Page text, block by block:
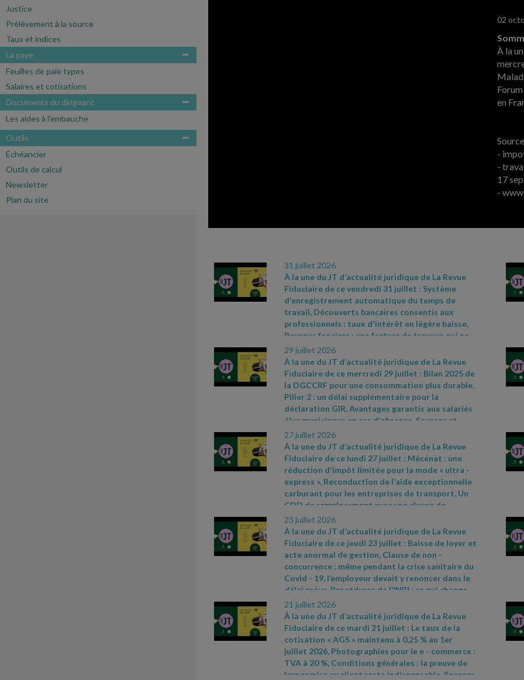
Justice
Prélèvement à la source
Taux et indices
La paye
Feuilles de paie types
Salaires et cotisations
Documents du dirigeant
Les aides à l'embauche
Outils
Échéancier
Outils de calcul
Newsletter
Plan du site
02
À la
en
-
-
17
-
31 juillet 2026
À la une du JT d’actualité juridique de La Revue
Fiduciaire de ce vendredi 31 juillet : Système
d'enregistrement automatique du temps de
travail, Découverts bancaires consentis aux
professionnels : taux d'intérêt en légère baisse,
Revenus fonciers : une facture de travaux qui ne
convainc pas. Sources et références par ordre
d’apparition à l’écran :- CAA Marseille n°
24MA03292 du 28 mai 2026- Cass. soc. 8 juillet
2026, n° 24- 17481 D - Cass civ., 3e ch., 11 juin
2026, n° 24 - 19326 - Cass. soc. 17 juin 2026, n° 24
21533 FD- Avis relatif à l'application des articles
L. 314- 6 du code de la consommation et L. 313
l'usure du 26 juin 2026, JO du 28, texte 53
Lyon n° 25LY02478 du 30 juin 2026
29 juillet 2026
À la une du JT d’actualité juridique de La Revue
Fiduciaire de ce mercredi 29 juillet : Bilan 2025 de
la DGCCRF pour une consommation plus durable,
Pilier 2 : un délai supplémentaire pour la
déclaration GIR, Avantages garantis aux salariés
élus municipaux en cas d'absence. Sources et
références par ordre d’apparition à l’écran :
https://www.economie.gouv.fr/dgccrf/actualites
dgccrf/bilan- 2025- de- la- dgccrf- pour - une
consommation- plus- durable- des- avancees
concretes - au- service- des- consommateurs-
et- de- la- Communiqué de presse du
Gouvernement du 8 juillet 2026, n° 887 - Décret
27 juillet 2026
À la une du JT d’actualité juridique de La Revue
Fiduciaire de ce lundi 27 juillet : Mécénat : une
réduction d'impôt limitée pour la mode « ultra -
express », Reconduction de l’aide exceptionnelle
carburant pour les entreprises de transport, Un
CDD de remplacement avec une clause de
rupture anticipée est un CDI. Sources et
références par ordre d’apparition à l’écran :- Loi
n° 2026- 602 du 8 juillet 2026 visant à réduire
l'impact environnemental de l'industrie textile
(article 3)
- Décret n° 2026- 591 du 3 juillet 2026
relatif au deuxième dispositif d'aides
exceptionnelles attribuées aux entreprises de
https://www.legifrance.gouv.fr/jorf/id/
- Cass. soc. 17 juin 2026, n° 25- 13725 D
23 juillet 2026
À la une du JT d’actualité juridique de La Revue
Fiduciaire de ce jeudi 23 juillet : Baisse de loyer et
acte anormal de gestion, Clause de non -
concurrence : même pendant la crise sanitaire du
Covid - 19, l’employeur devait y renoncer dans le
délai prévu, Procédures de l’INPI : ce qui change
depuis le 2 juillet 2026. Sources et références par
ordre d’apparition à l’écran :- CAA Bordeaux n°
24BX01031 du 21 mai 2026- Cass. soc. 1er juillet
2026, n° 25
- 10960 FSB - décret n° 2026- 576 du
30 juin 2026 portant diverses mesures
d'harmonisation, de simplification et de
modernisation des procédures de l'Institut
21 juillet 2026
À la une du JT d’actualité juridique de La Revue
Fiduciaire de ce mardi 21 juillet : Le taux de la
cotisation « AGS » maintenu à 0,25 % au 1er
juillet 2026, Photographies pour le e- commerce :
TVA à 20 %, Conditions générales : la preuve de
leur remise au client reste indispensable. Sources